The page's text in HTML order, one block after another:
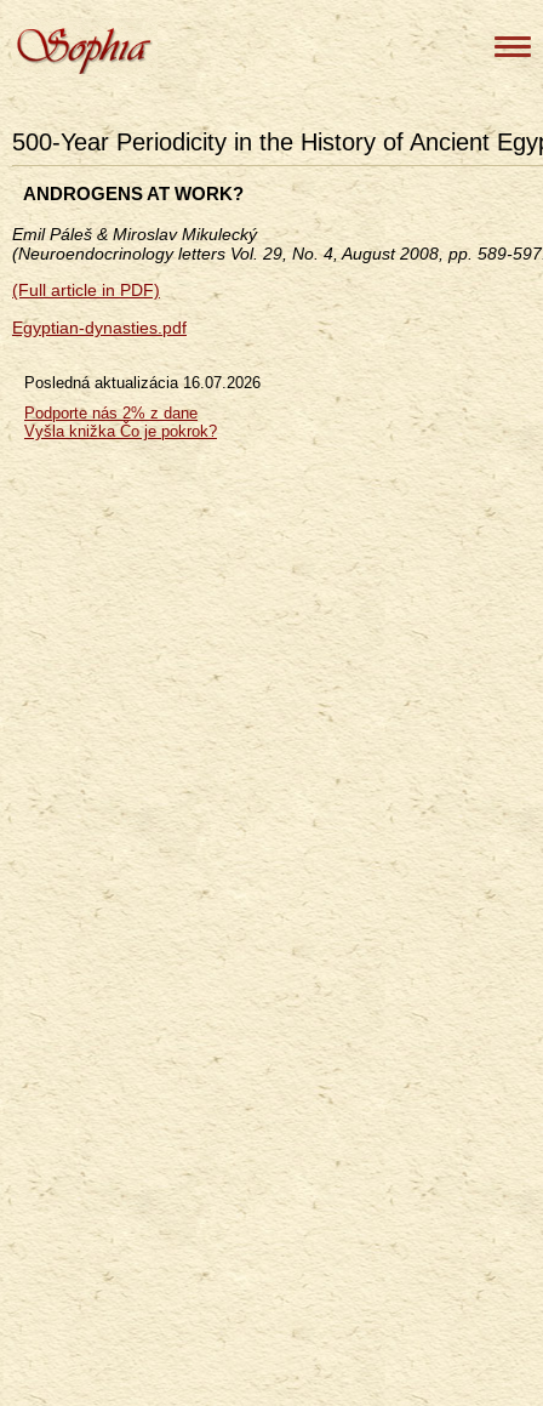
500-Year Periodicity in the History of Ancient
ANDROGENS AT WORK?
Emil Páleš & Miroslav Mikulecký
(Neuroendocrinology letters Vol. 29, No. 4, August 2008, pp. 589-
(Full article in PDF)
Egyptian-dynasties.pdf
Menu
Posledná aktualizácia 16.07.2026
Podporte nás 2% z dane
Vyšla knižka Čo je pokrok?